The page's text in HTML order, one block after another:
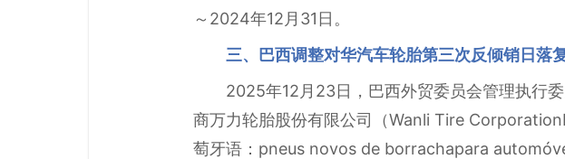
～2024年12月31日。
三、巴西调整对华汽车轮胎第三次反倾销日落
2025年12月23日，巴西外贸委员会管理执行
商万力轮胎股份有限公司（Wanli Tire
萄牙语：pneus novos de borrachapara